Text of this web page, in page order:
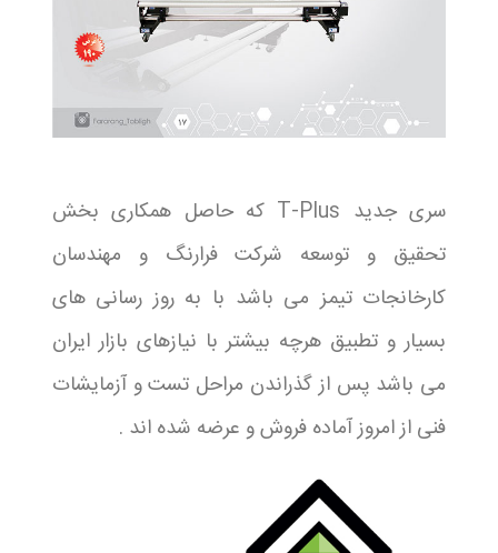
سری جدید T-Plus که حاصل همکاری بخش
تحقیق و توسعه شرکت فرارنگ و مهندسان
کارخانجات تیمز می باشد با به روز رسانی های
بسیار و تطبیق هرچه بیشتر با نیازهای بازار ایران
می باشد پس از گذراندن مراحل تست و آزمایشات
فنی از امروز آماده فروش و عرضه شده اند .